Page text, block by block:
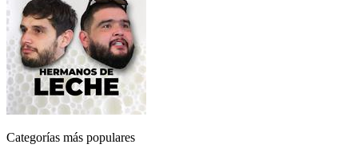
Categorías más populares